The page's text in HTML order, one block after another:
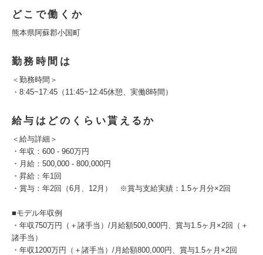
どこで働くか
熊本県阿蘇郡小国町
勤務時間は
＜勤務時間＞
・8:45~17:45（11:45~12:45休憩、実働8時間）
給与はどのくらい貰えるか
＜給与詳細＞
・年収：600 - 960万円
・月給：500,000 - 800,000円
・昇給：年1回
・賞与：年2回（6月、12月） ※賞与支給実績：1.5ヶ月分×2回
■モデル年収例
・年収750万円（＋諸手当）/月給額500,000円、賞与1.5ヶ月×2回（＋
諸手当）
・年収1200万円（＋諸手当）/月給額800,000円、賞与1.5ヶ月×2回